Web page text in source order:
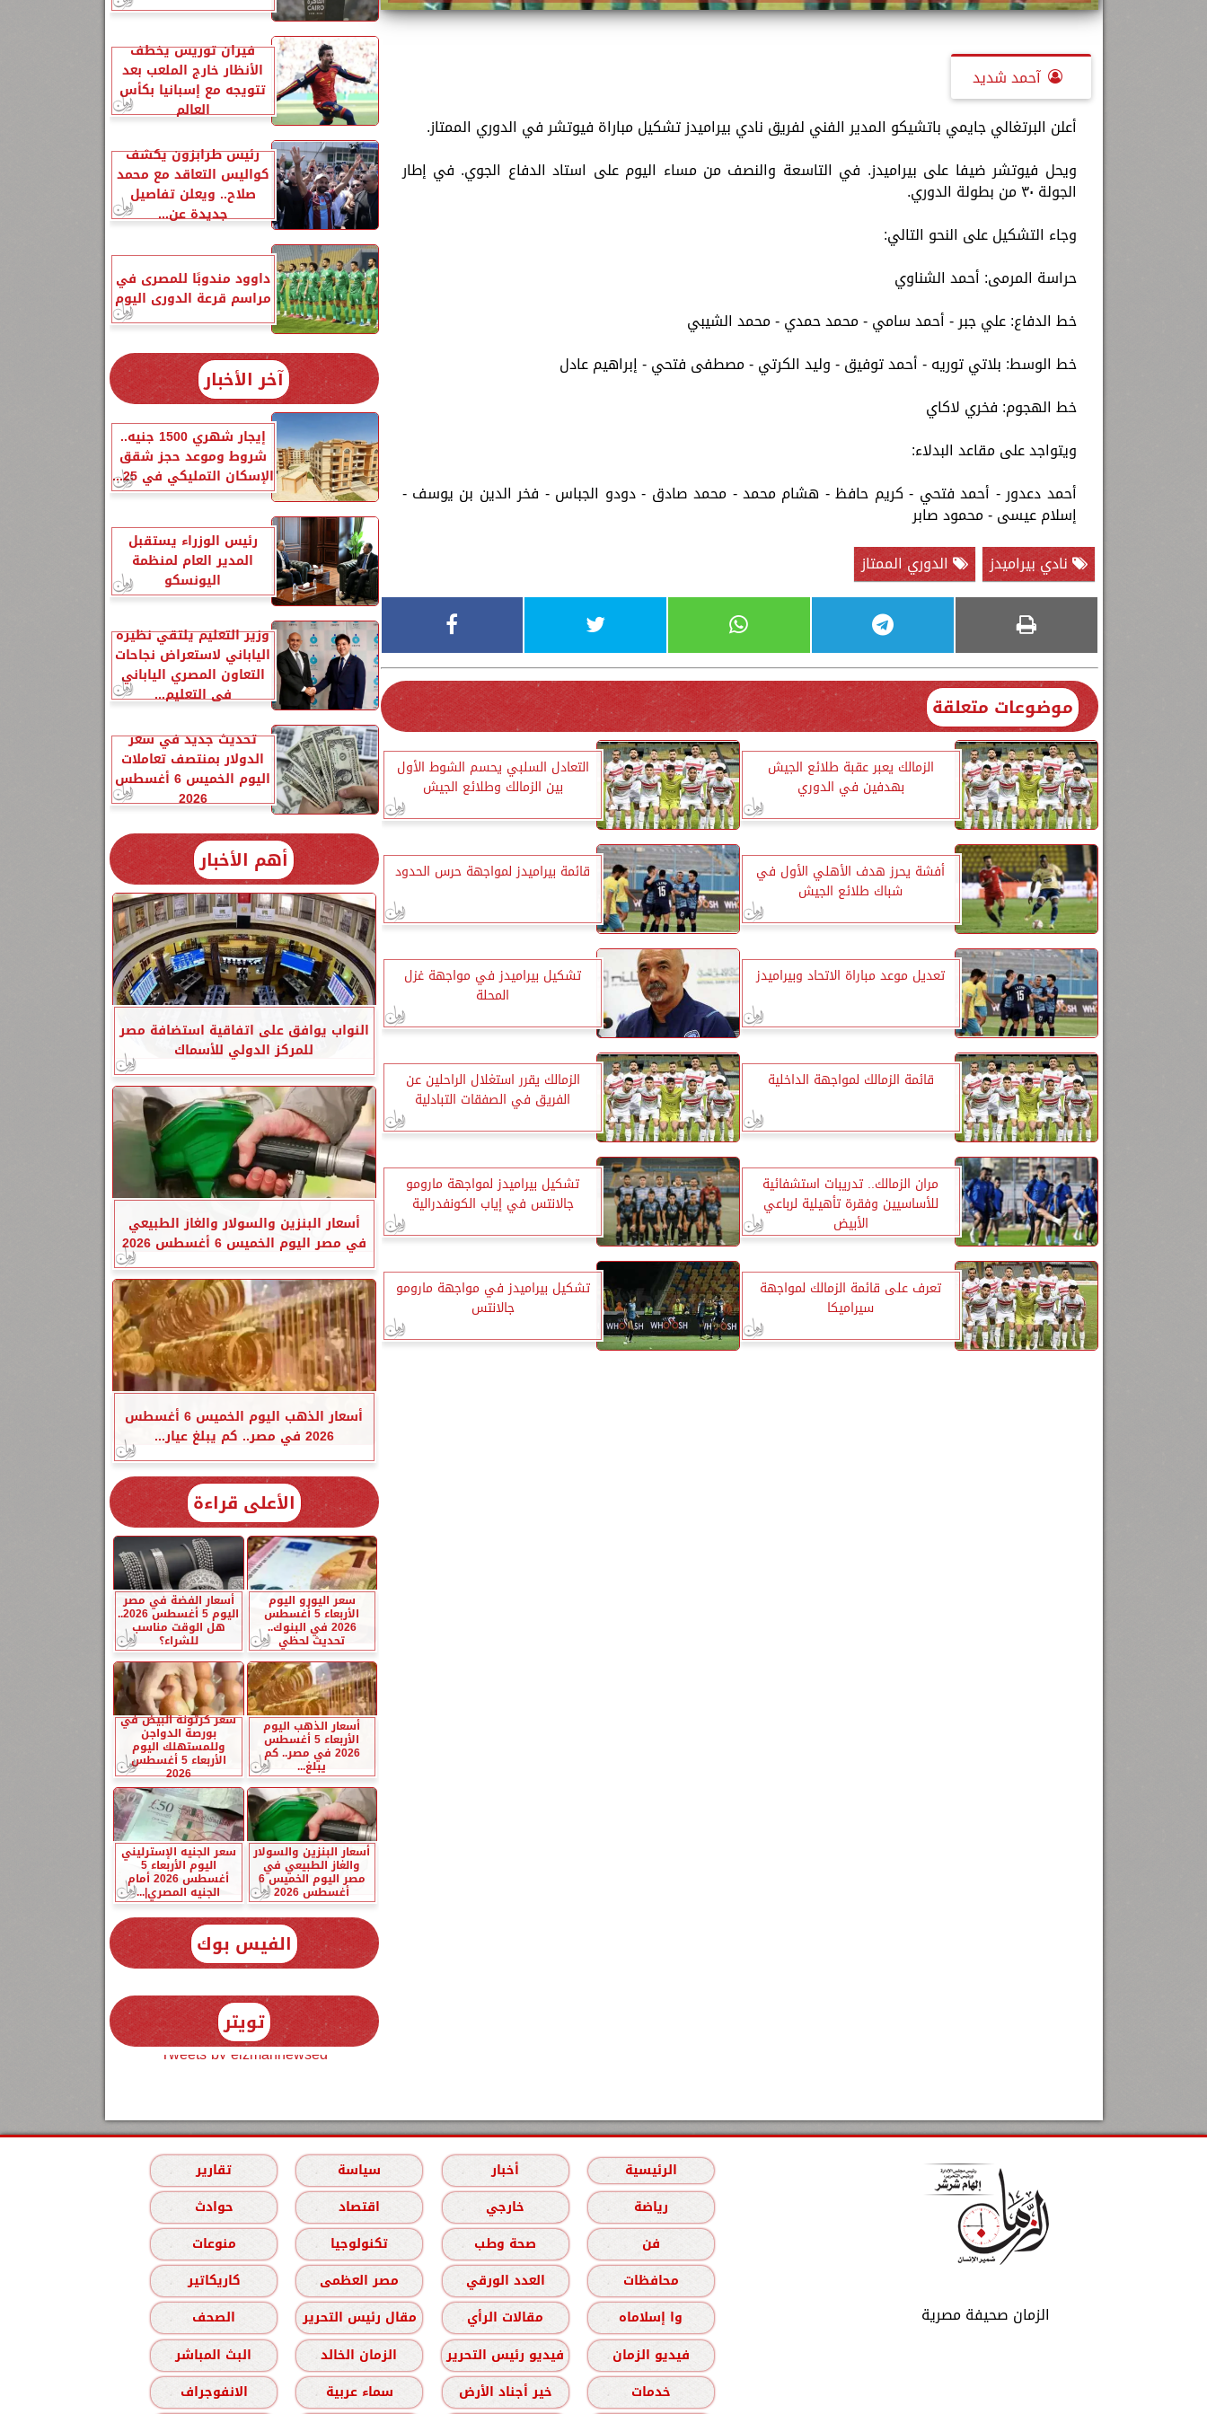
آحمد شديد
أعلن البرتغالي جايمي باتشيكو المدير الفني لفريق نادي بيراميدز تشكيل مباراة فيوتشر في الدوري الممتاز.
ويحل فيوتشر ضيفا على بيراميدز. في التاسعة والنصف من مساء اليوم على استاد الدفاع الجوي. في إطار
الجولة ٣٠ من بطولة الدوري.
وجاء التشكيل على النحو التالي:
حراسة المرمى: أحمد الشناوي
خط الدفاع: علي جبر - أحمد سامي - محمد حمدي - محمد الشيبي
خط الوسط: بلاتي توريه - أحمد توفيق - وليد الكرتي - مصطفى فتحي - إبراهيم عادل
خط الهجوم: فخري لاكاي
ويتواجد على مقاعد البدلاء:
أحمد دعدور - أحمد فتحي - كريم حافظ - هشام محمد - محمد صادق - دودو الجباس - فخر الدين بن يوسف -
إسلام عيسى - محمود صابر
نادي بيراميدز
الدوري الممتاز
موضوعات متعلقة
الزمالك يعبر عقبة طلائع الجيش
بهدفين في الدوري
التعادل السلبي يحسم الشوط الأول
بين الزمالك وطلائع الجيش
أفشة يحرز هدف الأهلي الأول في
شباك طلائع الجيش
قائمة بيراميدز لمواجهة حرس الحدود
تعديل موعد مباراة الاتحاد وبيراميدز
تشكيل بيراميدز في مواجهة غزل
المحلة
قائمة الزمالك لمواجهة الداخلية
الزمالك يقرر استغلال الراحلين عن
الفريق في الصفقات التبادلية
مران الزمالك.. تدريبات استشفائية
للأساسيين وفقرة تأهيلية لرباعي
الأبيض
تشكيل بيراميدز لمواجهة مارومو
جالانتس في إياب الكونفدرالية
تعرف على قائمة الزمالك لمواجهة
سيراميكا
تشكيل بيراميدز في مواجهة مارومو
جالانتس
فيران توريس يخطف
الأنظار خارج الملعب بعد
تتويجه مع إسبانيا بكأس
العالم
رئيس طرابزون يكشف
كواليس التعاقد مع محمد
صلاح.. ويعلن تفاصيل
جديدة عن...
داوود مندوبًا للمصرى في
مراسم قرعة الدورى اليوم
آخر الأخبار
إيجار شهري 1500 جنيه..
شروط وموعد حجز شقق
الإسكان التمليكي في 25...
رئيس الوزراء يستقبل
المدير العام لمنظمة
اليونسكو
وزير التعليم يلتقي نظيره
الياباني لاستعراض نجاحات
التعاون المصري الياباني
في التعليم...
تحديث جديد في سعر
الدولار بمنتصف تعاملات
اليوم الخميس 6 أغسطس
2026
أهم الأخبار
النواب يوافق على اتفاقية استضافة مصر
للمركز الدولي للأسماك
أسعار البنزين والسولار والغاز الطبيعي
في مصر اليوم الخميس 6 أغسطس 2026
أسعار الذهب اليوم الخميس 6 أغسطس
2026 في مصر.. كم يبلغ عيار...
الأعلى قراءة
سعر اليورو اليوم
الأربعاء 5 أغسطس
2026 في البنوك..
تحديث لحظي
أسعار الفضة في مصر
اليوم 5 أغسطس 2026..
هل الوقت مناسب
للشراء؟
أسعار الذهب اليوم
الأربعاء 5 أغسطس
2026 في مصر.. كم
يبلغ...
سعر كرتونة البيض في
بورصة الدواجن
وللمستهلك اليوم
الأربعاء 5 أغسطس
2026
أسعار البنزين والسولار
والغاز الطبيعي في
مصر اليوم الخميس 6
أغسطس 2026
سعر الجنيه الإسترليني
اليوم الأربعاء 5
أغسطس 2026 أمام
الجنيه المصري|...
الفيس بوك
تويتر
Tweets by elzmannewseg
الزمان صحيفة مصرية
الرئيسية أخبار سياسة
تقارير
رياضة
خارجي اقتصاد
حوادث
فن
صحة وطب تكنولوجيا
منوعات
محافظات
العدد الورقي مصر العظمى
كاريكاتير
وا إسلاماه
مقالات الرأي مقال رئيس التحرير
الصحف
فيديو الزمان
فيديو رئيس التحرير الزمان الخالد
البث المباشر
خدمات
خير أجناد الأرض سماء عربية الانفوجراف